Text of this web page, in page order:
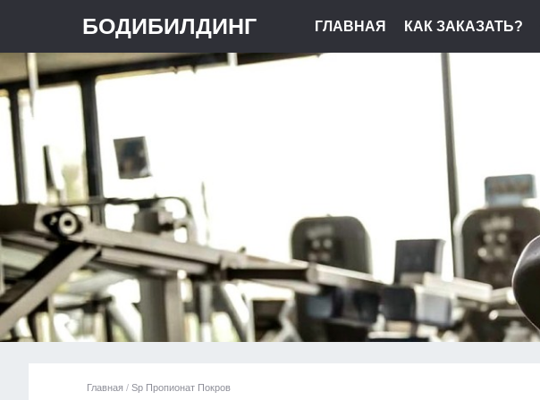
БОДИБИЛДИНГ ГЛАВНАЯ КАК ЗАКАЗАТЬ?
Главная / Sp Пропионат Покров